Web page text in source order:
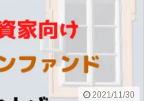
2021/11/30